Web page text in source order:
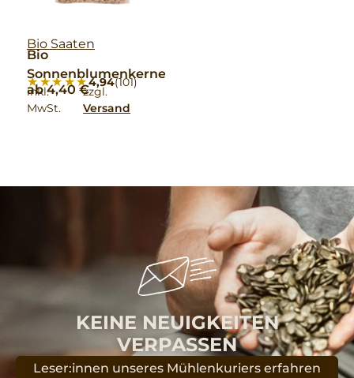
Bio Saaten
Bio
Sonnenblumenkerne
★★★★★
★★★★★4,94(101)
ab4,40€
inkl.
MwSt.
zzgl.
Versand
KEINE NEUIGKEITEN
VERPASSEN
Leser:innen unseres Mühlenkuriers erfahren